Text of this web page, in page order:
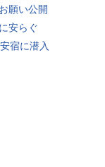
願い公開
安らぐ
宿に潜入